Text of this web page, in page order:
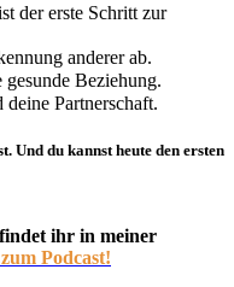
der erste Schritt zur
anderer ab.
Beziehung.
Partnerschaft.
Und du kannst heute den ersten
ihr in meiner
Podcast!